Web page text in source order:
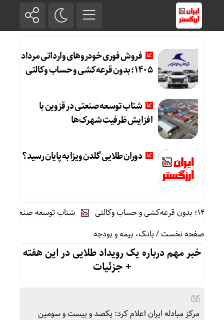
فروش فوری خودروهای وارداتی مرداد
۱۴۰۵؛ بدون قرعه‌کشی و حساب وکالتی
شتاب توسعه صنعتی در قزوین با
افزایش ظرفیت شهرک‌ها
دوران طلایی گلدن ویزا به پایان رسید؟
شتاب توسعه صنعتی در
صفحه نخست/بانک، بیمه و بودجه
خبر مهم درباره یک رویداد طلایی در این هفته
+ جزئیات
مرکز مبادله ایران اعلام کرد: یکصد و بیست و سومین